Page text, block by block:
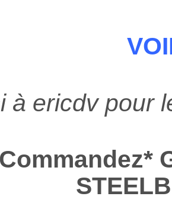
à ericdv pour
Commandez*